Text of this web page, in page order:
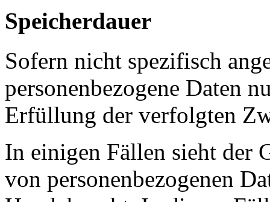
Speicherdauer
Sofern nicht spezifisch
personenbezogene Daten
Erfüllung der verfolgten
In einigen Fällen sieht der
von personenbezogenen